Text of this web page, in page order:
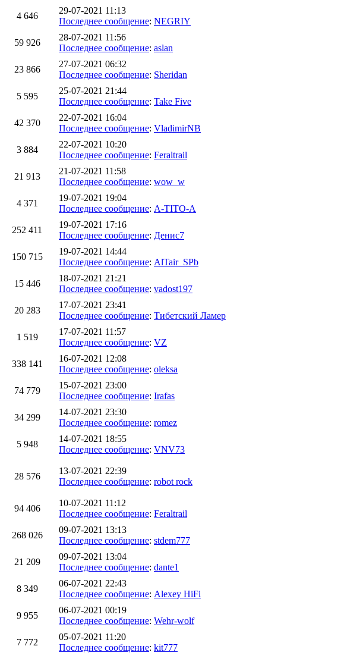
4 646
29-07-2021 11:13
Последнее сообщение: NEGRIY
59 926
28-07-2021 11:56
Последнее сообщение: aslan
23 866
27-07-2021 06:32
Последнее сообщение: Sheridan
5 595
25-07-2021 21:44
Последнее сообщение: Take Five
42 370
22-07-2021 16:04
Последнее сообщение: VladimirNB
3 884
22-07-2021 10:20
Последнее сообщение: Feraltrail
21 913
21-07-2021 11:58
Последнее сообщение: wow_w
4 371
19-07-2021 19:04
Последнее сообщение: A-TITO-A
252 411
19-07-2021 17:16
Последнее сообщение: Денис7
150 715
19-07-2021 14:44
Последнее сообщение: AlTair_SPb
15 446
18-07-2021 21:21
Последнее сообщение: vadost197
20 283
17-07-2021 23:41
Последнее сообщение: Тибетский Ламер
1 519
17-07-2021 11:57
Последнее сообщение: VZ
338 141
16-07-2021 12:08
Последнее сообщение: oleksa
74 779
15-07-2021 23:00
Последнее сообщение: Irafas
34 299
14-07-2021 23:30
Последнее сообщение: romez
5 948
14-07-2021 18:55
Последнее сообщение: VNV73
28 576
13-07-2021 22:39
Последнее сообщение: robot rock
94 406
10-07-2021 11:12
Последнее сообщение: Feraltrail
268 026
09-07-2021 13:13
Последнее сообщение: stdem777
21 209
09-07-2021 13:04
Последнее сообщение: dante1
8 349
06-07-2021 22:43
Последнее сообщение: Alexey HiFi
9 955
06-07-2021 00:19
Последнее сообщение: Wehr-wolf
7 772
05-07-2021 11:20
Последнее сообщение: kit777